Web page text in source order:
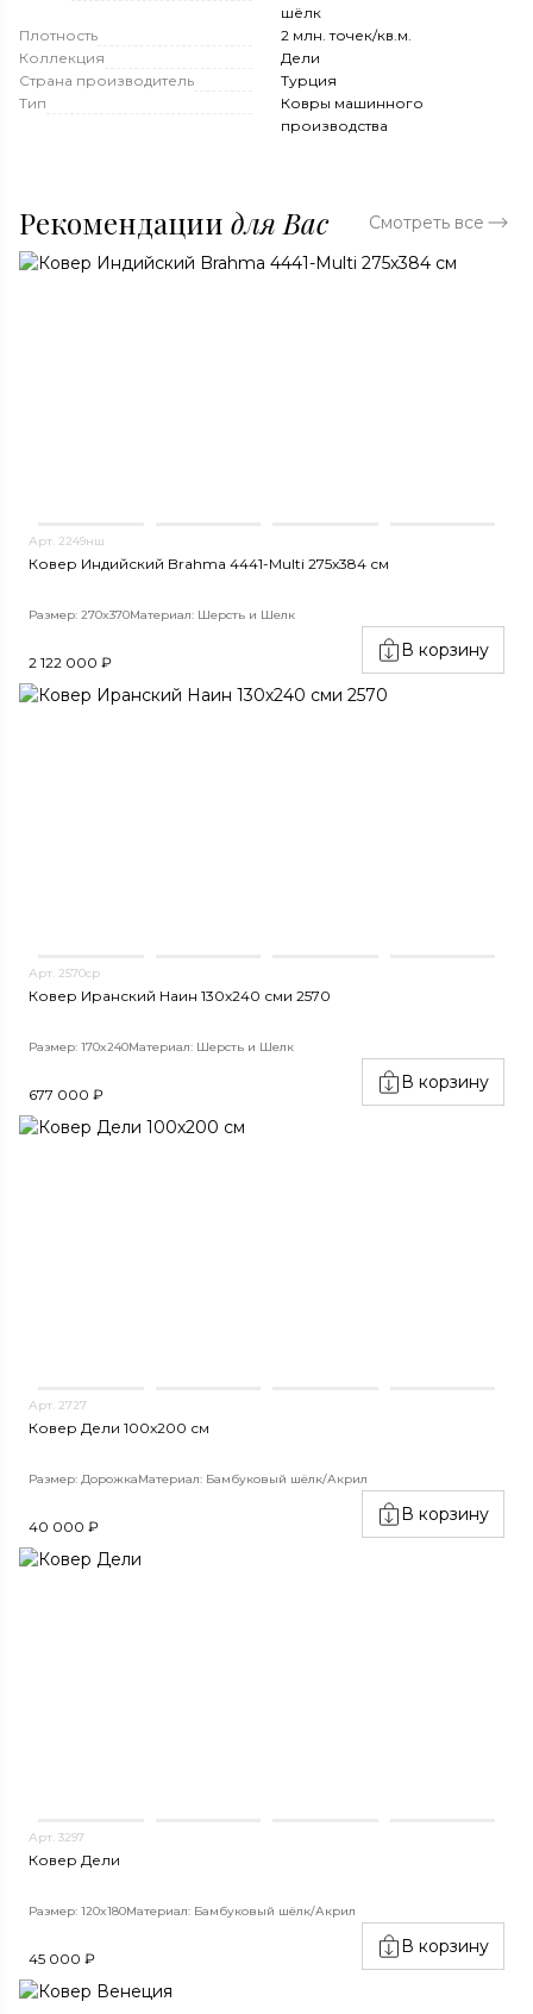
шёлк
Плотность
2 млн. точек/кв.м.
Коллекция
Дели
Страна производитель
Турция
Тип
Ковры машинного
производства
Рекомендации для Вас Смотреть все
Арт. 2249нш
Ковер Индийский Brahma 4441-Multi 275x384 см
Размер: 270x370Материал: Шерсть и Шелк
2 122 000 ₽
В корзину
Арт. 2570ср
Ковер Иранский Наин 130х240 сми 2570
Размер: 170x240Материал: Шерсть и Шелк
677 000 ₽
В корзину
Арт. 2727
Ковер Дели 100х200 см
Размер: ДорожкаМатериал: Бамбуковый шёлк/Акрил
40 000 ₽
В корзину
Арт. 3297
Ковер Дели
Размер: 120x180Материал: Бамбуковый шёлк/Акрил
45 000 ₽
В корзину